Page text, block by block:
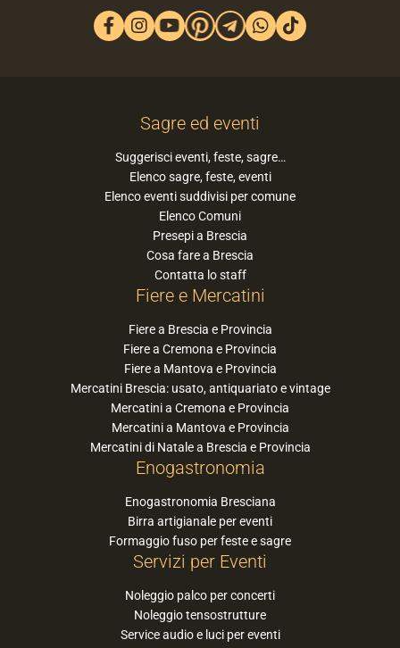
Sagre ed eventi
Suggerisci eventi, feste, sagre…
Elenco sagre, feste, eventi
Elenco eventi suddivisi per comune
Elenco Comuni
Presepi a Brescia
Cosa fare a Brescia
Contatta lo staff
Fiere e Mercatini
Fiere a Brescia e Provincia
Fiere a Cremona e Provincia
Fiere a Mantova e Provincia
Mercatini Brescia: usato, antiquariato e vintage
Mercatini a Cremona e Provincia
Mercatini a Mantova e Provincia
Mercatini di Natale a Brescia e Provincia
Enogastronomia
Enogastronomia Bresciana
Birra artigianale per eventi
Formaggio fuso per feste e sagre
Servizi per Eventi
Noleggio palco per concerti
Noleggio tensostrutture
Service audio e luci per eventi